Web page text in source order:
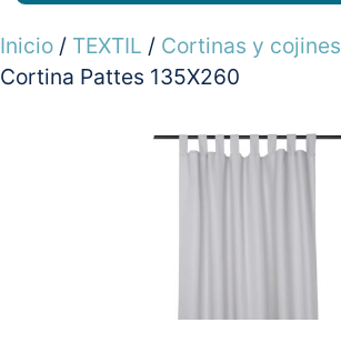
Inicio / TEXTIL / Cortinas y cojines
Cortina Pattes 135X260